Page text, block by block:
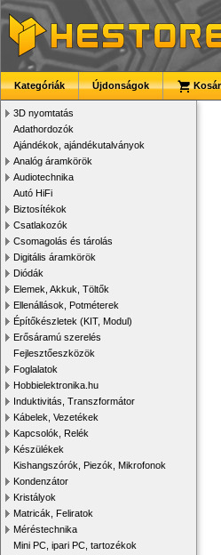
Kategóriák Újdonságok Kosár
3D nyomtatás
Adathordozók
Ajándékok, ajándékutalványok
Analóg áramkörök
Audiotechnika
Autó HiFi
Biztosítékok
Csatlakozók
Csomagolás és tárolás
Digitális áramkörök
Diódák
Elemek, Akkuk, Töltők
Ellenállások, Potméterek
Építőkészletek (KIT, Modul)
Erősáramú szerelés
Fejlesztőeszközök
Foglalatok
Hobbielektronika.hu
Induktivitás, Transzformátor
Kábelek, Vezetékek
Kapcsolók, Relék
Készülékek
Kishangszórók, Piezók, Mikrofonok
Kondenzátor
Kristályok
Matricák, Feliratok
Méréstechnika
Mini PC, ipari PC, tartozékok